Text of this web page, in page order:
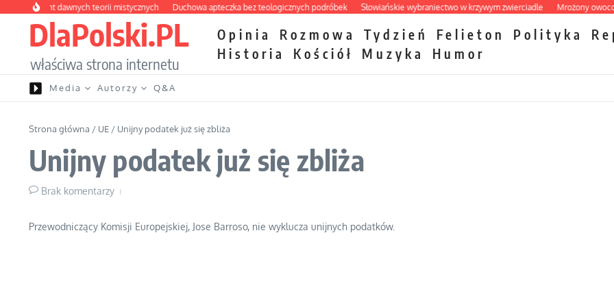
Przejdź do treści
labirynt dawnych teorii mistycznych Duchowa apteczka bez teologicznych podróbek Słowiańskie wybraniectwo w krzywym zwierciadle Mrożony owocowy
DlaPolski.PL
właściwa strona internetu
Opinia Rozmowa Tydzień Felieton Polityka
Historia
Kościół Muzyka Humor
Media Autorzy Q&A
Strona główna / UE / Unijny podatek już się zbliża
Unijny podatek już się zbliża
Brak komentarzy
Przewodniczący Komisji Europejskiej, Jose Barroso, nie wyklucza unijnych podatków.